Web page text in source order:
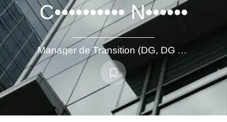
C•••••••••• N••••••
Manager de Transition (DG, DG Adjoint, Directeur d'activité)